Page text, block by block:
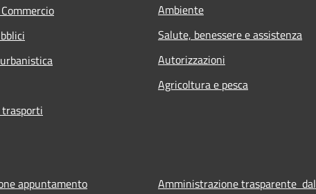
Ambiente
Salute, benessere e assistenza
Autorizzazioni
Agricoltura e pesca
appuntamento Amministrazione trasparente dal